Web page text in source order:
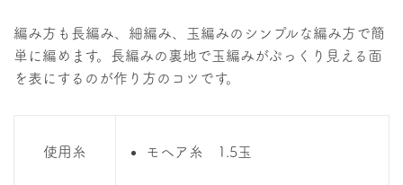
編み方も長編み、細編み、玉編みのシンプルな編み方で簡
単に編めます。長編みの裏地で玉編みがぷっくり見える面
を表にするのが作り方のコツです。
使用糸 モヘア糸 1.5玉